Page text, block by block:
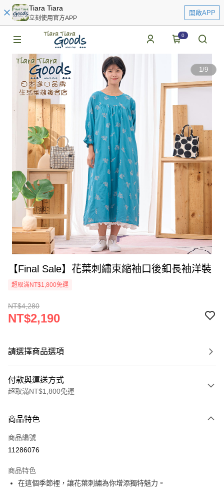
Tiara Tiara
立刻使用官方APP
開啟APP
0
1/9
【Final Sale】花葉刺繡束縮袖口後釦長袖洋裝
超取滿NT$1,800免運
NT$4,280
NT$2,190
請選擇商品選項
付款與運送方式
超取滿NT$1,800免運
信用卡一次付款
超商取貨付款
Apple Pay
商品特色
商品編號
11286076
商品特色
在這個季節裡，讓花葉刺繡為你增添獨特魅力。